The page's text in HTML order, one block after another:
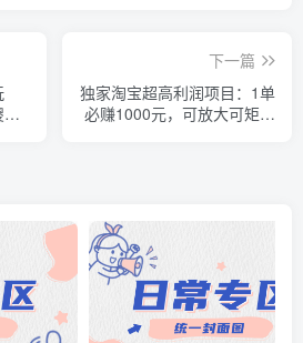
下一篇
独家淘宝超高利润项目：1单
必赚1000元，可放大可矩阵